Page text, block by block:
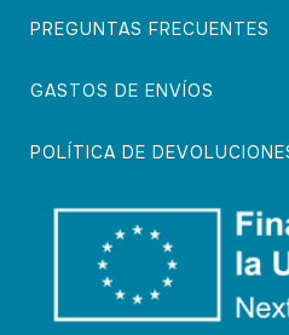
PREGUNTAS FRECUENTES
GASTOS DE ENVÍOS
POLÍTICA DE